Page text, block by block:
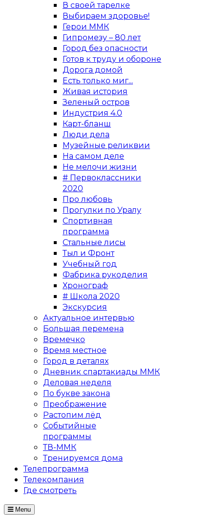
В своей тарелке
Выбираем здоровье!
Герои ММК
Гипромезу – 80 лет
Город без опасности
Готов к труду и обороне
Дорога домой
Есть только миг...
Живая история
Зеленый остров
Индустрия 4.0
Карт-бланш
Люди дела
Музейные реликвии
На самом деле
Не мелочи жизни
# Первоклассники
2020
Про любовь
Прогулки по Уралу
Спортивная
программа
Стальные лисы
Тыл и Фронт
Учебный год
Фабрика рукоделия
Хронограф
# Школа 2020
Экскурсия
Актуальное интервью
Большая перемена
Времечко
Время местное
Город в деталях
Дневник спартакиады ММК
Деловая неделя
По букве закона
Преображение
Растопим лёд
Событийные
программы
ТВ-ММК
Тренируемся дома
Телепрограмма
Телекомпания
Где смотреть
Menu